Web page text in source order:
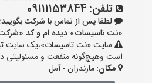
تلفن: 09111153844
لطفا پس از تماس با شرکت
«نت تاسیسات» دیده ام و کد «شرکت-8» را اعلام
سایت «نت تاسیسات»،یک سایت
است وهیچ‌گونه منفعت و مسئولیتی در
مکان:مازندران - آمل